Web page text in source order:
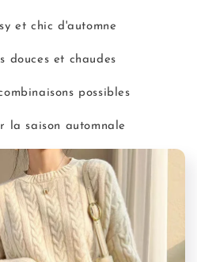
et chic d'automne
douces et chaudes
possibles
la saison automnale